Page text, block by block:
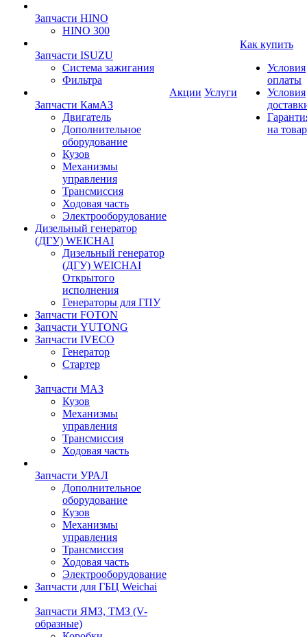
Запчасти HINO
HINO 300
Запчасти ISUZU
Система зажигания
Фильтра
Запчасти КамАЗ
Двигатель
Дополнительное
оборудование
Кузов
Механизмы
управления
Трансмиссия
Ходовая часть
Электрооборудование
Дизельный генератор
(ДГУ) WEICHAI
Дизельный генератор
(ДГУ) WEICHAI
Открытого
исполнения
Генераторы для ГПУ
Запчасти FOTON
Запчасти YUTONG
Запчасти IVECO
Генератор
Стартер
Запчасти МАЗ
Кузов
Механизмы
управления
Трансмиссия
Ходовая часть
Запчасти УРАЛ
Дополнительное
оборудование
Кузов
Механизмы
управления
Трансмиссия
Ходовая часть
Электрооборудование
Запчасти для ГБЦ Weichai
Запчасти ЯМЗ, ТМЗ (V-
образные)
Акции Услуги
Как купить
Условия
оплаты
Условия
на товар